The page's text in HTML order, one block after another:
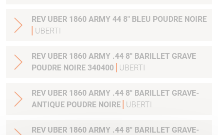
REV UBER 1860 ARMY 44 8" BLEU POUDRE NOIRE
UBERTI
REV UBER 1860 ARMY .44 8" BARILLET GRAVE
POUDRE NOIRE 340400
UBERTI
REV UBER 1860 ARMY .44 8" BARILLET GRAVE-
ANTIQUE POUDRE NOIRE
UBERTI
REV UBER 1860 ARMY .44 8" BARILLET GRAVE-